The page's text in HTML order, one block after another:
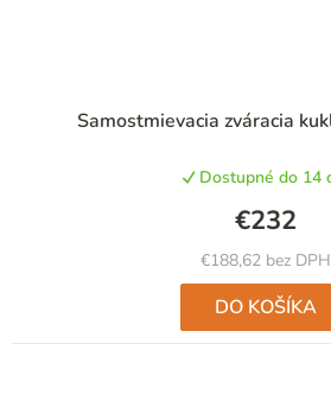
Samostmievacia zváracia
je
5,0
z
5
Dostupné do 14
€188,62 bez DPH
€232
DO KOŠÍKA